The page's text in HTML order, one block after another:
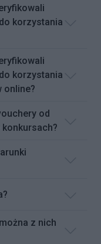
korzystania
korzystania
online?
od
z nich